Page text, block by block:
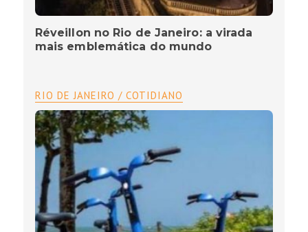
Réveillon no Rio de Janeiro: a virada
mais emblemática do mundo
RIO DE JANEIRO / COTIDIANO